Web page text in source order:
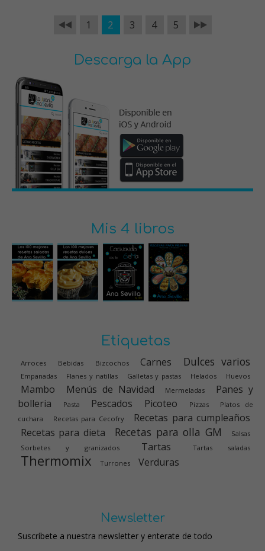
1 2 3 4 5
Descarga la App
Mis 4 libros
Etiquetas
Arroces Bebidas Bizcochos Carnes Dulces varios
Empanadas Flanes y natillas Galletas y pastas Helados Huevos
Mambo Menús de Navidad Mermeladas
Panes y
bolleria
Pasta Pescados Picoteo Pizzas
Platos de
cuchara
Recetas para Cecofry
Recetas para cumpleaños
Recetas para dieta
Recetas para olla GM
Salsas
Sorbetes y granizados
Tartas Tartas saladas
Thermomix Turrones Verduras
Newsletter
Suscríbete a nuestra newsletter y enterate de todo